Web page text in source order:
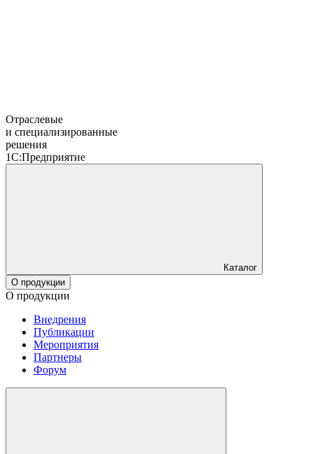
Отраслевые
и специализированные
решения
1С:Предприятие
Каталог
О продукции
О продукции
Внедрения
Публикации
Мероприятия
Партнеры
Форум